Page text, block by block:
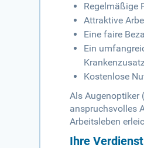
Regelmäßige
Attraktive
Eine faire
Ein
Kostenlose
Als Augenoptiker
anspruchsvolles
Arbeitsleben
Ihre